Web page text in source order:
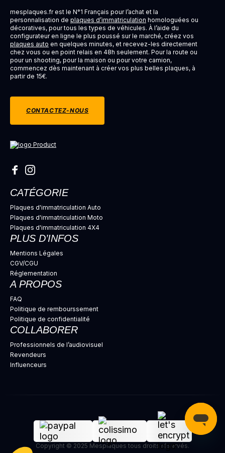
mesplaques.fr est le N°1 Français pour l’achat et la
personnalisation de plaques d’immatriculation homologuées ou
décoratives, pour tous les types de véhicules. À l’aide du
configurateur en ligne le plus poussé sur le marché, créez vos
plaques auto en quelques minutes, et recevez-les directement
chez vous ou en point relais en 48h seulement. Pour la route ou
pour un shooting, pour la maison ou pour votre camion,
commencez dès maintenant à créer vos plus belles plaques, à
partir de 15€.
CONTACTEZ-NOUS
CATÉGORIE
Plaques d'immatriculation Auto
Plaques d'immatriculation Moto
Plaques d'immatriculation 4X4
PLUS D’INFOS
Mentions Légales
CGV/CGU
Réglementation
A PROPOS
FAQ
Politique de rembourssement
Politique de confidentialité
COLLABORER
Professionnels de l’audiovisuel
Revendeurs
Influenceurs
Copyright © 2025 Mesplaques tous droits réservés.